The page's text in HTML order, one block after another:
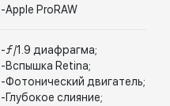
-Apple ProRAW
-ƒ/1.9 диафрагма;
-Вспышка Retina;
-Фотонический двигатель;
-Глубокое слияние;